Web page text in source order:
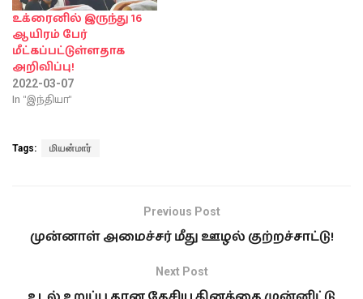
உக்ரைனில் இருந்து 16
ஆயிரம் பேர்
மீட்கப்பட்டுள்ளதாக
அறிவிப்பு!
2022-03-07
In "இந்தியா"
Tags: மியன்மார்
Previous Post
முன்னாள் அமைச்சர் மீது ஊழல் குற்றச்சாட்டு!
Next Post